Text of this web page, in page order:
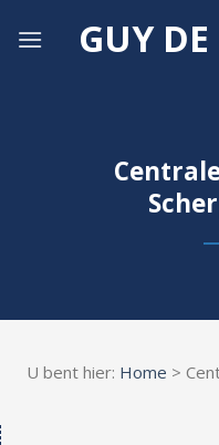
GUY
U bent hier: Home >